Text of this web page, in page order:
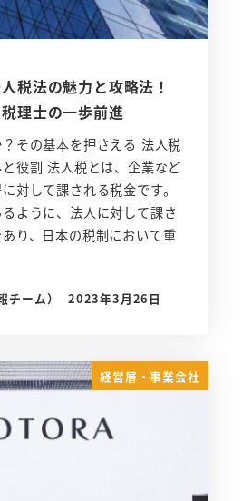
税法の魅力と攻略法！
理士の一歩前進
その基本を押さえる 法人税
役割 法人税とは、企業など
対して課される税金です。
ように、法人に対して課さ
り、日本の税制において重
チーム） 2023年3月26日
経営層・事業会社